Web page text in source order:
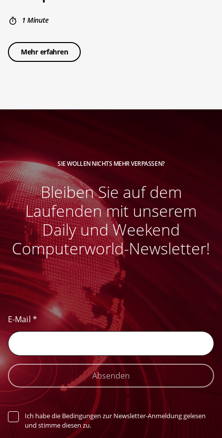
1 Minute
Mehr erfahren
SIE WOLLEN NICHTS MEHR VERPASSEN?
Bleiben Sie auf dem
Laufenden mit unserem
Daily und Weekend
Computerworld-Newsletter!
E-Mail *
Absenden
Ich habe die Bedingungen zur Newsletter-Anmeldung gelesen
und stimme diesen zu.